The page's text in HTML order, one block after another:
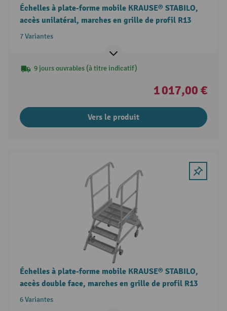
Échelles à plate-forme mobile KRAUSE® STABILO,
accès unilatéral, marches en grille de profil R13
7 Variantes
9 jours ouvrables (à titre indicatif)
1 017,00 €
Vers le produit
Échelles à plate-forme mobile KRAUSE® STABILO,
accès double face, marches en grille de profil R13
6 Variantes